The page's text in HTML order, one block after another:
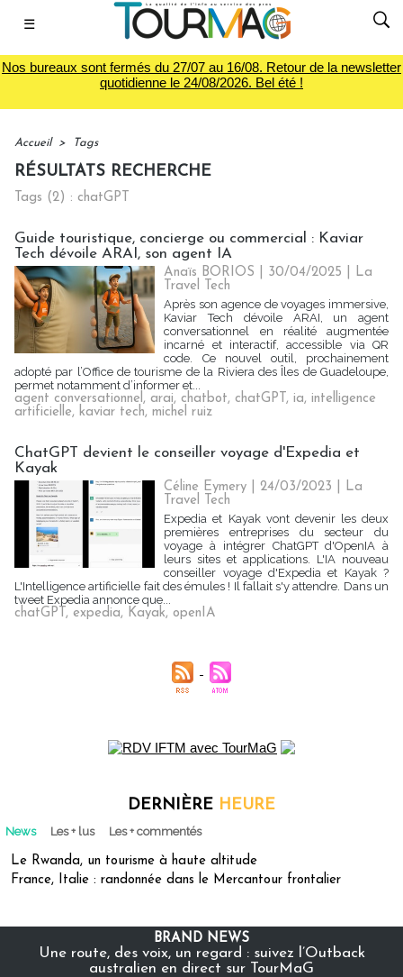
☰
Nos bureaux sont fermés du 27/07 au 16/08. Retour de la newsletter
quotidienne le 24/08/2026. Bel été !
Accueil > Tags
RÉSULTATS RECHERCHE
Tags (2) : chatGPT
Guide touristique, concierge ou commercial : Kaviar
Tech dévoile ARAI, son agent IA
Anaïs BORIOS | 30/04/2025
La
Travel Tech
Après son agence de voyages immersive,
Kaviar Tech dévoile ARAI, un agent
conversationnel en réalité augmentée
incarné et interactif, accessible via QR
code. Ce nouvel outil, prochainement
adopté par l’Office de tourisme de la Riviera des Îles de Guadeloupe,
permet notamment d’informer et...
agent conversationnel, arai, chatbot, chatGPT , ia, intelligence
artificielle, kaviar tech, michel ruiz
ChatGPT devient le conseiller voyage d'Expedia et
Kayak
Céline Eymery | 24/03/2023
La
Travel Tech
Expedia et Kayak vont devenir les deux
premières entreprises du secteur du
voyage à intégrer ChatGPT d'OpenIA à
leurs sites et applications. L'IA nouveau
conseiller voyage d'Expedia et Kayak ?
L'Intelligence artificielle fait des émules ! Il fallait s'y attendre. Dans un
tweet Expedia annonce que...
chatGPT , expedia, Kayak, openIA
DERNIÈRE HEURE
News Les + lus Les + commentés
Le Rwanda, un tourisme à haute altitude
France, Italie : randonnée dans le Mercantour frontalier
BRAND NEWS
Une route, des voix, un regard : suivez l’Outback
australien en direct sur TourMaG